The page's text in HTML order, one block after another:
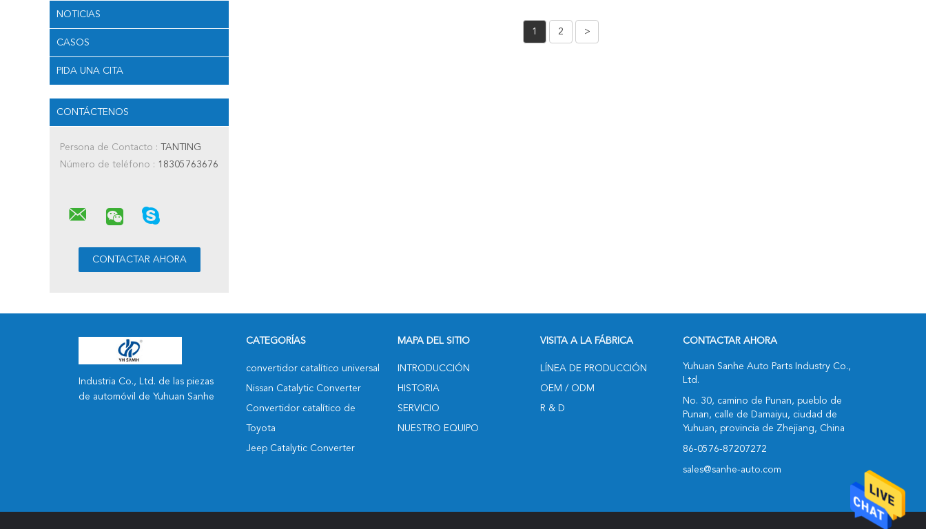
NOTICIAS
CASOS
PIDA UNA CITA
CONTÁCTENOS
Persona de Contacto : TANTING
Número de teléfono : 18305763676
1 2 >
Industria Co., Ltd. de las piezas
de automóvil de Yuhuan Sanhe
CATEGORÍAS
convertidor catalítico universal
Nissan Catalytic Converter
Convertidor catalítico de
Toyota
Jeep Catalytic Converter
MAPA DEL SITIO
INTRODUCCIÓN
HISTORIA
SERVICIO
NUESTRO EQUIPO
VISITA A LA FÁBRICA
LÍNEA DE PRODUCCIÓN
OEM / ODM
R & D
CONTACTAR AHORA
Yuhuan Sanhe Auto Parts Industry Co.,
Ltd.
No. 30, camino de Punan, pueblo de
Punan, calle de Damaiyu, ciudad de
Yuhuan, provincia de Zhejiang, China
86-0576-87207272
sales@sanhe-auto.com